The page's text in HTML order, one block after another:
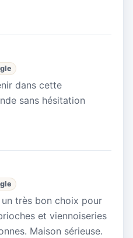
dans cette
sans hésitation
très bon choix pour
et viennoiseries
Maison sérieuse.